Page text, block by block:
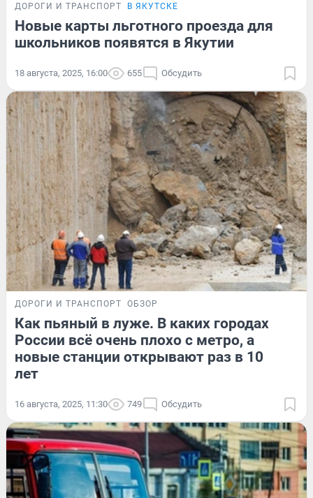
ДОРОГИ И ТРАНСПОРТ В ЯКУТСКЕ
Новые карты льготного проезда для
школьников появятся в Якутии
18 августа, 2025, 16:00 655 Обсудить
ДОРОГИ И ТРАНСПОРТ ОБЗОР
Как пьяный в луже. В каких городах
России всё очень плохо с метро, а
новые станции открывают раз в 10
лет
16 августа, 2025, 11:30 749 Обсудить